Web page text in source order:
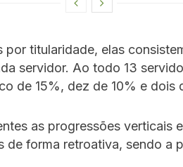
titularidade, elas
servidor. Ao todo 13
de 15%, dez de 10% e dois
as progressões verticais
de forma retroativa, sendo a